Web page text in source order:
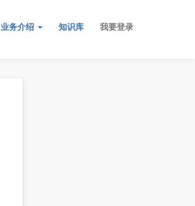
业务介绍 知识库 我要登录